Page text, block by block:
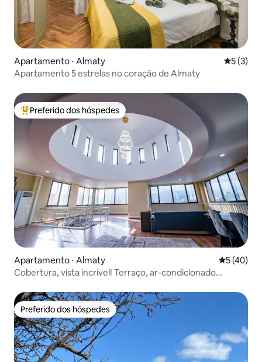
Apartamento ⋅ Almaty 5 de
5 (3)
Apartamento 5 estrelas no coração de Almaty
Entre os melhores preferidos dos hóspedes
Preferido dos hóspedes
Apartamento ⋅ Almaty 5 de uma
5 (40)
Cobertura, vista incrível! Terraço, ar-condicionado
Preferido dos hóspedes
Preferido dos hóspedes